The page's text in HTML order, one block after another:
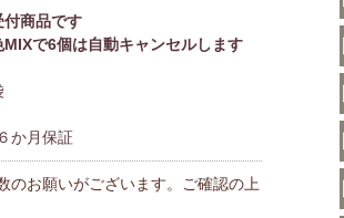
商品です
で6個は自動キャンセルします
か月保証
のお願いがございます。ご確認の上